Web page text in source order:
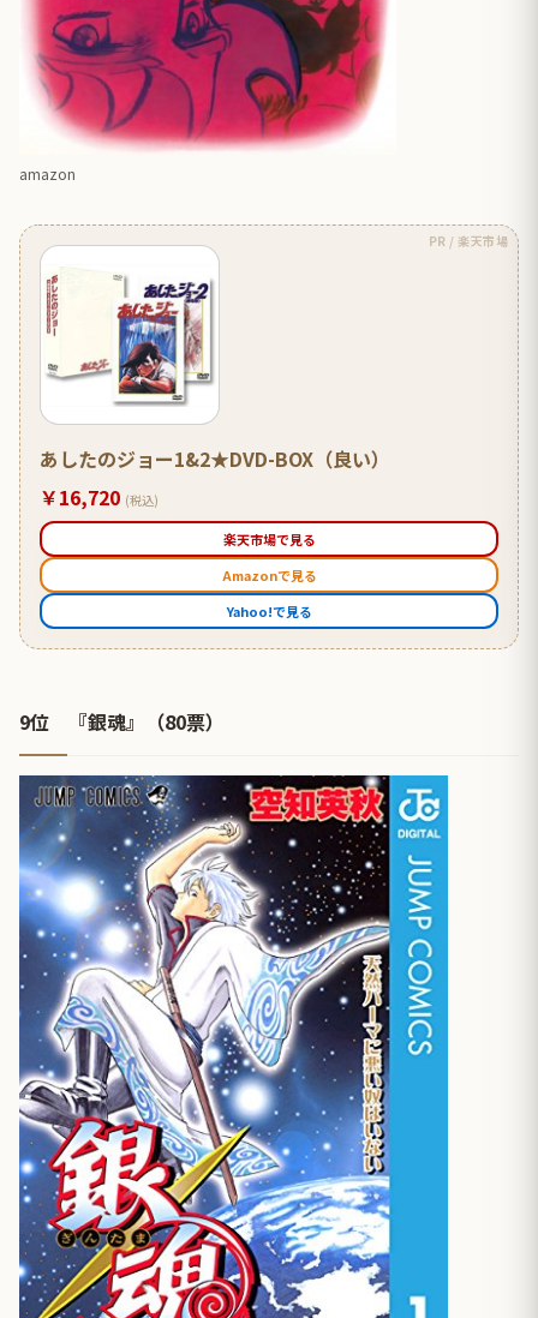
amazon
PR / 楽天市場
あしたのジョー1&2★DVD-BOX（良い）
￥16,720 (税込)
楽天市場で見る
Amazonで見る
Yahoo!で見る
9位 『銀魂』（80票）